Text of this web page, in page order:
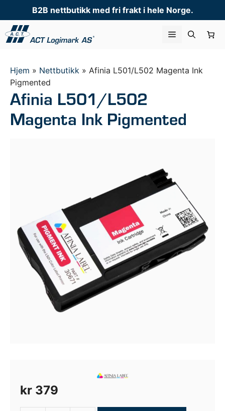
til
innhold
B2B nettbutikk med fri frakt i hele Norge.
Meny
Hjem » Nettbutikk » Afinia L501/L502 Magenta Ink
Pigmented
Afinia L501/L502
Magenta Ink Pigmented
kr 379